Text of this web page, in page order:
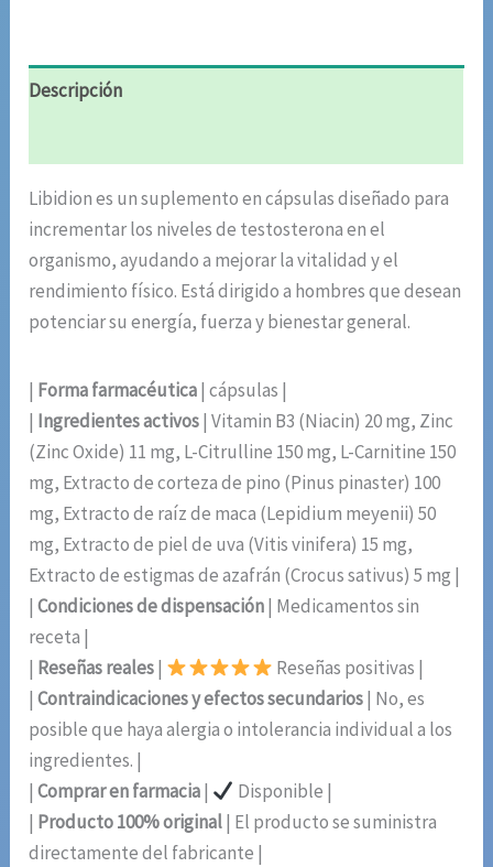
Descripción
Libidion es un suplemento en cápsulas diseñado para
incrementar los niveles de testosterona en el
organismo, ayudando a mejorar la vitalidad y el
rendimiento físico. Está dirigido a hombres que desean
potenciar su energía, fuerza y bienestar general.
| Forma farmacéutica| cápsulas |
| Ingredientes activos| Vitamin B3 (Niacin) 20 mg, Zinc
(Zinc Oxide) 11 mg, L-Citrulline 150 mg, L-Carnitine 150
mg, Extracto de corteza de pino (Pinus pinaster) 100
mg, Extracto de raíz de maca (Lepidium meyenii) 50
mg, Extracto de piel de uva (Vitis vinifera) 15 mg,
Extracto de estigmas de azafrán (Crocus sativus) 5 mg |
|Condiciones de dispensación| Medicamentos sin
receta |
| Reseñas reales|
Reseñas positivas |
|Contraindicaciones y efectos secundarios| No, es
posible que haya alergia o intolerancia individual a los
ingredientes. |
|Comprar en farmacia|
Disponible |
| Producto 100% original| El producto se suministra
directamente del fabricante |